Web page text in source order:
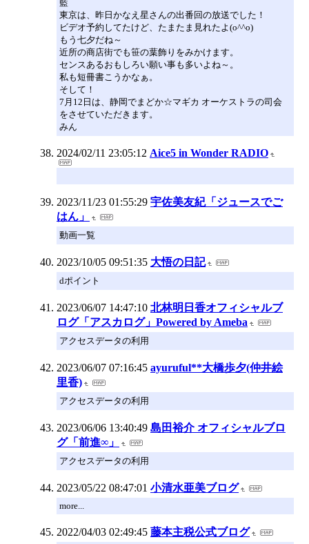
藍
東京は、昨日かなえ星さんの出番回の放送でした！
ビデオ予約してたけど、たまたま見れたよ(o^^o)
もう七夕だね～
近所の商店街でも笹の葉飾りをみかけます。
センスあるおもしろい願い事も多いよね～。
私も短冊書こうかなぁ。
そして！
7月12日は、静岡でまどか☆マギカ オーケストラの司会
をさせていただきます。
みん
2024/02/11 23:05:12 Aice5 in Wonder RADIO
2023/11/23 01:55:29 宇佐美友紀「ジュースでご
はん」
動画一覧
2023/10/05 09:51:35 大悟の日記
dポイント
2023/06/07 14:47:10 北林明日香オフィシャルブ
ログ「アスカログ」Powered by Ameba
アクセスデータの利用
2023/06/07 07:16:45 ayuruful**大橋歩夕(仲井絵
里香)
アクセスデータの利用
2023/06/06 13:40:49 島田裕介 オフィシャルブロ
グ「前進∞」
アクセスデータの利用
2023/05/22 08:47:01 小清水亜美ブログ
more...
2022/04/03 02:49:45 藤本主税公式ブログ